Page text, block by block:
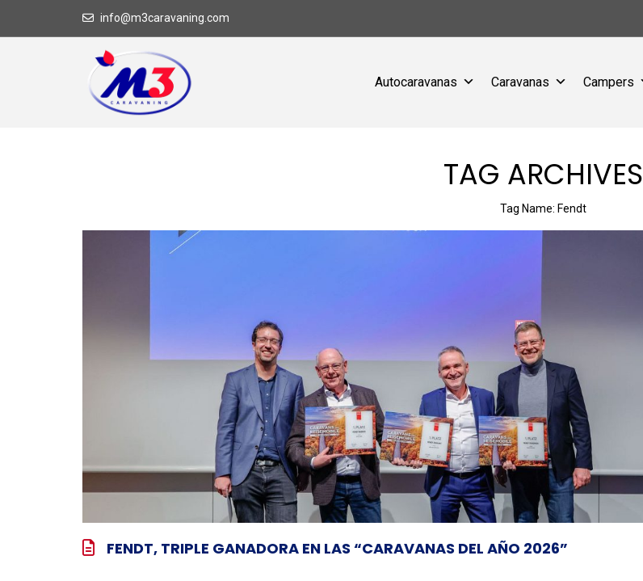
info@m3caravaning.com
Autocaravanas Caravanas Campers
TAG ARCHIVES
Tag Name: Fendt
FENDT, TRIPLE GANADORA EN LAS “CARAVANAS DEL AÑO 2026”